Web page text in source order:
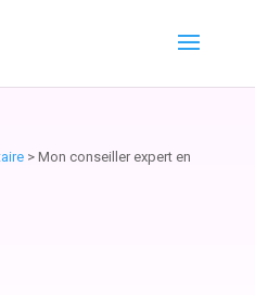
>Mon conseiller expert en